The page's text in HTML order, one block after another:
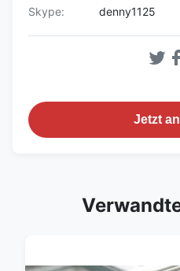
Skype:
denny1125
Jetzt